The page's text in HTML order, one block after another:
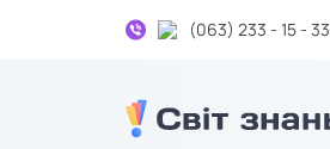
(063) 233 - 15 - 33